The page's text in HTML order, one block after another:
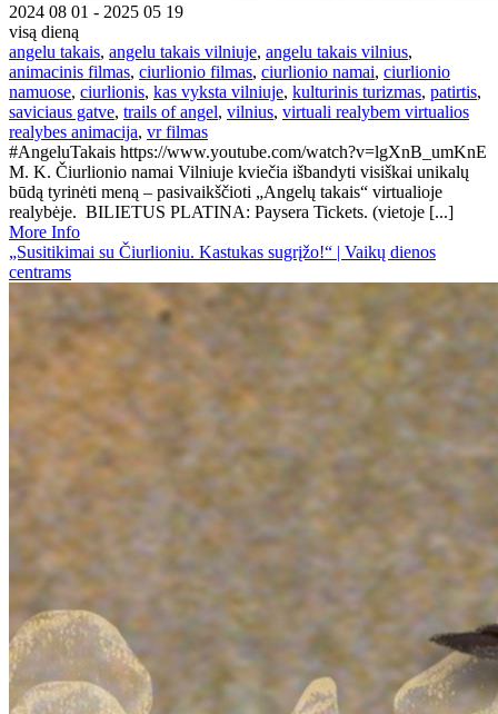
2024 08 01 - 2025 05 19
visą dieną
angelu takais, angelu takais vilniuje, angelu takais vilnius,
animacinis filmas, ciurlionio filmas, ciurlionio namai, ciurlionio
namuose, ciurlionis, kas vyksta vilniuje, kulturinis turizmas, patirtis,
saviciaus gatve, trails of angel, vilnius, virtuali realybem virtualios
realybes animacija, vr filmas
#AngeluTakais https://www.youtube.com/watch?v=lgXnB_umKnE
M. K. Čiurlionio namai Vilniuje kviečia išbandyti visiškai unikalų
būdą tyrinėti meną – pasivaikščioti „Angelų takais“ virtualioje
realybėje. BILIETUS PLATINA: Paysera Tickets. (vietoje [...]
More Info
„Susitikimai su Čiurlioniu. Kastukas sugrįžo!“ | Vaikų dienos
centrams